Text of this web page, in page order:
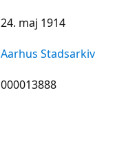
24. maj 1914
Aarhus Stadsarkiv
000013888